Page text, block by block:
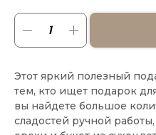
Этот яркий полезный
тем, кто ищет подарок
вы найдете большое
сладостей ручной